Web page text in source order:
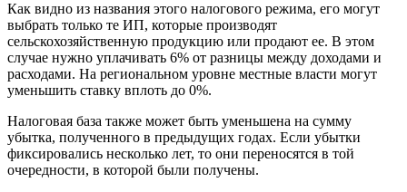
Как видно из названия этого налогового режима, его могут
выбрать только те ИП, которые производят
сельскохозяйственную продукцию или продают ее. В этом
случае нужно уплачивать 6% от разницы между доходами и
расходами. На региональном уровне местные власти могут
уменьшить ставку вплоть до 0%.
Налоговая база также может быть уменьшена на сумму
убытка, полученного в предыдущих годах. Если убытки
фиксировались несколько лет, то они переносятся в той
очередности, в которой были получены.